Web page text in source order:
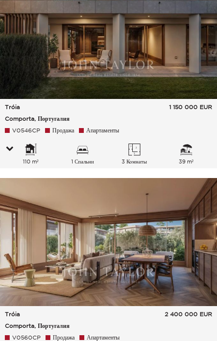
Tróia
Comporta, Португалия
1 150 000 EUR
V0546CP Продажа Апартаменты
110 m² 1 Спальни 3 Комнаты 39 m²
Tróia
Comporta, Португалия
2 400 000 EUR
V0560CP Продажа Апартаменты